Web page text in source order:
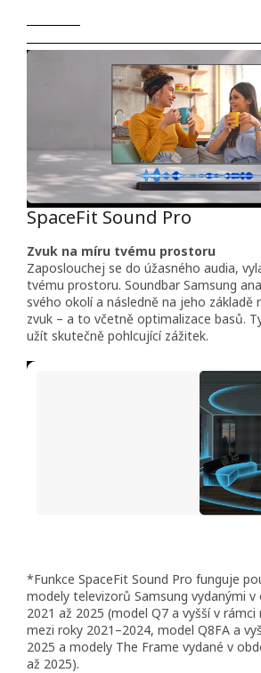
SpaceFit Sound Pro
Zvuk na míru tvému prostoru
Zaposlouchej se do úžasného audia,
tvému prostoru. Soundbar Samsung
svého okolí a následně na jeho základě
zvuk – a to včetně optimalizace basů.
užít skutečně pohlcující zážitek.
*Funkce SpaceFit Sound Pro funguje
modely televizorů Samsung vydanými
2021 až 2025 (model Q7 a vyšší v
mezi roky 2021–2024, model Q8FA a
2025 a modely The Frame vydané v
až 2025).